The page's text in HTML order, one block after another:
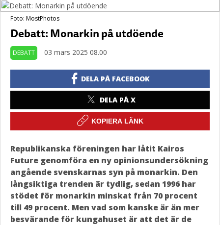
Foto: MostPhotos
Debatt: Monarkin på utdöende
DEBATT 03 mars 2025 08.00
DELA PÅ FACEBOOK
DELA PÅ X
KOPIERA LÄNK
Republikanska föreningen har låtit Kairos
Future genomföra en ny opinionsundersökning
angående svenskarnas syn på monarkin. Den
långsiktiga trenden är tydlig, sedan 1996 har
stödet för monarkin minskat från 70 procent
till 49 procent. Men vad som kanske är än mer
besvärande för kungahuset är att det är de